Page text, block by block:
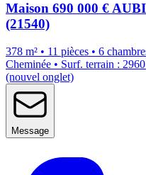
Maison 690 000 €
(21540)
378 m² • 11 pièces • 6
Cheminée • Surf. terrain : 2960
(nouvel onglet)
Message